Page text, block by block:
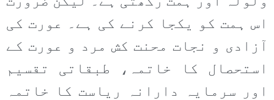
اس ہمت کو یکجا کرنے کی ہے۔ عورت کی
آزادی و نجات محنت کش مرد و عورت کے
استحصال کا خاتمہ، طبقاتی تقسیم
اور سرمایہ دارانہ ریاست کا خاتمہ